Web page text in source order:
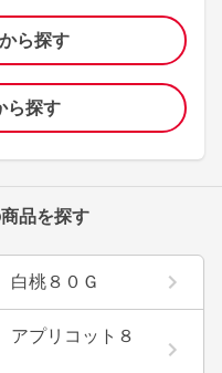
ら探す
ら探す
品を探す
白桃８０Ｇ
プリコット８